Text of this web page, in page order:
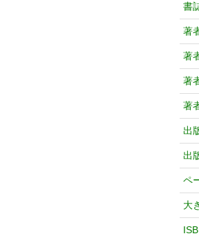
書
著
著
著
著
出
出
ペ
大